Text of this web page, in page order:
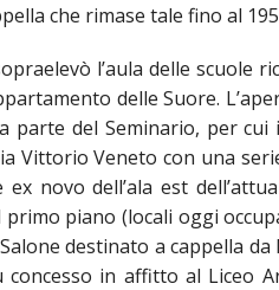
UFFICIO PER I PELLEGRINAGGI
UFFICIO PER LO SPORT
UFFICIO TURISMO E TEMPO LIBERO
TUTELA DEI MINORI E DELLE PERSONE
che rimase tale fino al
l’aula delle scuole
delle Suore.
parte del Seminario, per
Vittorio Veneto con una
novo dell’ala est
piano (locali oggi
destinato a cappella
in affitto al Liceo